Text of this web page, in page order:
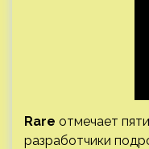
Rare отмечает
разработчики